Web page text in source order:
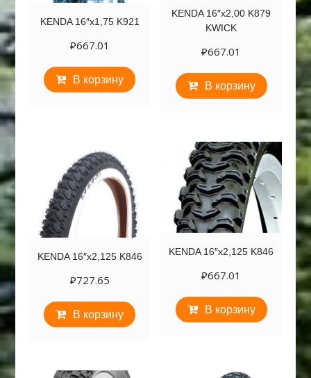
KENDA 16″х1,75 K921
₽667.01
В корзину
KENDA 16″х2,00 K879
KWICK
₽667.01
В корзину
KENDA 16″х2,125 K846
₽727.65
В корзину
KENDA 16″х2,125 K846
₽667.01
В корзину